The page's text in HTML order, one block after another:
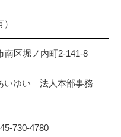
区堀ノ内町2-141-8
いゆい 法人本部事務
730-4780